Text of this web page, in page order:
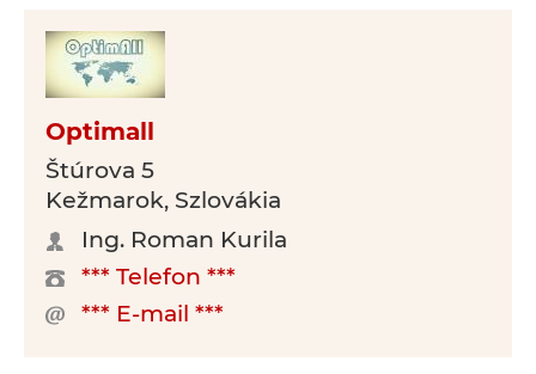
Optimall
Štúrova 5
Kežmarok, Szlovákia
Ing. Roman Kurila
*** Telefon ***
*** E-mail ***